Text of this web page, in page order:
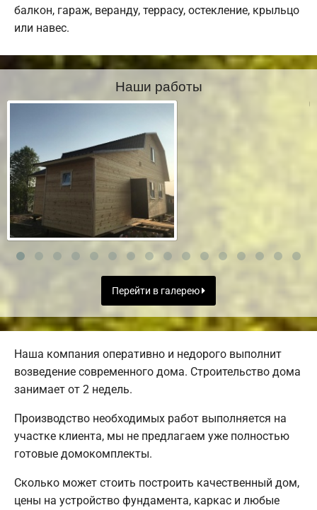
балкон, гараж, веранду, террасу, остекление, крыльцо
или навес.
Наши работы
Перейти в галерею
Наша компания оперативно и недорого выполнит
возведение современного дома. Строительство дома
занимает от 2 недель.
Производство необходимых работ выполняется на
участке клиента, мы не предлагаем уже полностью
готовые домокомплекты.
Сколько может стоить построить качественный дом,
цены на устройство фундамента, каркас и любые